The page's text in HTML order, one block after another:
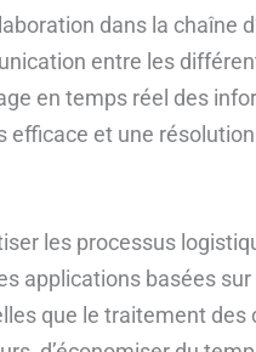
dans la chaîne
entre les
en temps réel des
et une
les processus
applications basées
que le traitement des